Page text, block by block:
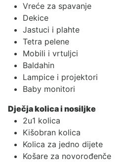
Vreće za spavanje
Dekice
Jastuci i plahte
Tetra pelene
Mobili i vrtuljci
Baldahin
Lampice i projektori
Baby monitori
Dječja kolica i nosiljke
2u1 kolica
Kišobran kolica
Kolica za jedno dijete
Košare za novorođenče